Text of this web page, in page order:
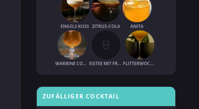
ENGELS KUSS ZITRUS-COLA ANITA
WARBINE COOLER EISTEE MIT FRUCHTSAFT FLITTERWOCHEN
ZUFÄLLIGER COCKTAIL